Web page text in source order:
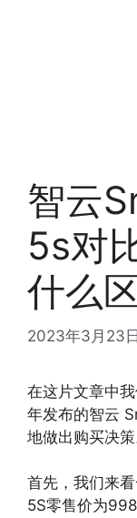
智云
5s对
什么
2023年3月23日
在这片文章中
年发布的智云
地做出购买决策
首先，我们来
5S零售价为